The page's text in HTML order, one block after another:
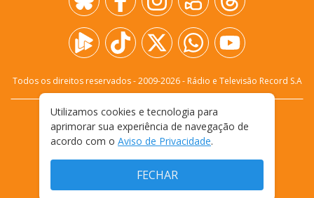
Todos os direitos reservados - 2009-2026- Rádio e Televisão Record S.A
FALE CONOSCO
PRIVACIDADE
TERMOS E CONDIÇÕES DE USO
Utilizamos cookies e tecnologia para
aprimorar sua experiência de navegação de
acordo com o Aviso de Privacidade.
FECHAR